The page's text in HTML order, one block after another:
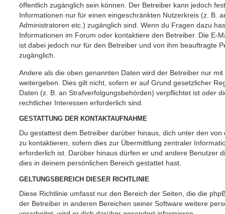
öffentlich zugänglich sein können. Der Betreiber kann jedoch
Informationen nur für einen eingeschränkten Nutzerkreis (z. B.
Administratoren etc.) zugänglich sind. Wenn du Fragen dazu
Informationen im Forum oder kontaktiere den Betreiber. Die E-
ist dabei jedoch nur für den Betreiber und von ihm beauftragte
zugänglich.
Andere als die oben genannten Daten wird der Betreiber nur
weitergeben. Dies gilt nicht, sofern er auf Grund gesetzlicher
Daten (z. B. an Strafverfolgungsbehörden) verpflichtet ist oder
rechtlicher Interessen erforderlich sind.
GESTATTUNG DER KONTAKTAUFNAHME
Du gestattest dem Betreiber darüber hinaus, dich unter den
zu kontaktieren, sofern dies zur Übermittlung zentraler
erforderlich ist. Darüber hinaus dürfen er und andere Benutzer
dies in deinem persönlichen Bereich gestattet hast.
GELTUNGSBEREICH DIESER RICHTLINIE
Diese Richtlinie umfasst nur den Bereich der Seiten, die die
der Betreiber in anderen Bereichen seiner Software weitere